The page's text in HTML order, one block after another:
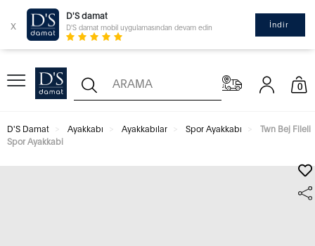
x
D'S damat
D'S damat mobil uygulamasından devam edin İndir
0
D'S Damat Ayakkabı Ayakkabılar Spor Ayakkabı
Twn Bej Fileli
Spor Ayakkabi